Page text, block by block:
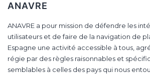
ANAVRE
ANAVRE a pour mission de défendre les
utilisateurs et de faire de la navigation de
Espagne une activité accessible à tous,
régie par des règles raisonnables et
semblables à celles des pays qui nous